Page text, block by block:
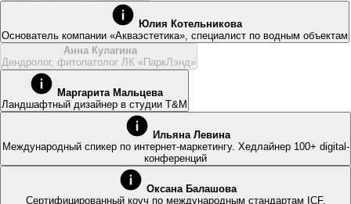
Юлия Котельникова
Основатель компании «Акваэстетика», специалист по водным объектам
Анна Кулагина
Дендролог, фитопатолог ЛК «ПаркЛэнд»
Маргарита Мальцева
Ландшафтный дизайнер в студии T&M
Ильяна Левина
Международный спикер по интернет-маркетингу. Хедлайнер 100+ digital-
конференций
Оксана Балашова
Сертифицированный коуч по международным стандартам ICF.